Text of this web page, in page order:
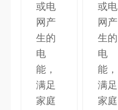
或电
网产
生的
电
能，
满足
家庭
或电
网产
生的
电
能，
满足
家庭